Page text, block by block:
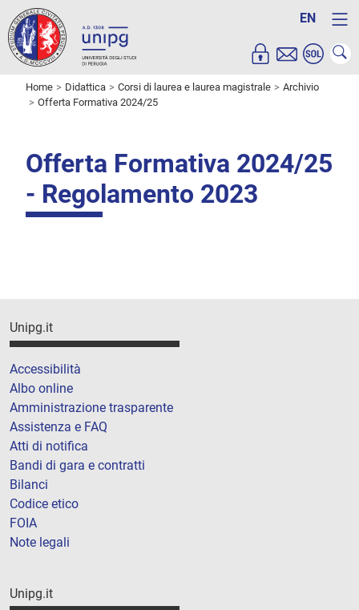
EN
Home Didattica Corsi di laurea e laurea magistrale
Archivio
Offerta Formativa 2024/25
Offerta Formativa 2024/25
- Regolamento 2023
Unipg.it
Accessibilità
Albo online
Amministrazione trasparente
Assistenza e FAQ
Atti di notifica
Bandi di gara e contratti
Bilanci
Codice etico
FOIA
Note legali
Unipg.it